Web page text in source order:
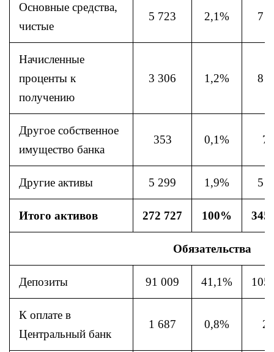
Основные средства,
чистые
5 723 2,1% 7
Начисленные
проценты к
получению
3 306 1,2% 8
Другое собственное
имущество банка
353 0,1%
Другие активы 5 299 1,9% 5
Итого активов 272 727 100% 345
Обязательства
Депозиты 91 009 41,1% 105
К оплате в
Центральный банк
1 687 0,8%